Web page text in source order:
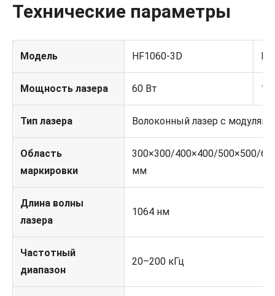
Технические параметры
Модель HF1060-3D
Мощность лазера 60 Вт
Тип лазера Волоконный лазер с
Область
маркировки
300×300/400×400/500×500/
мм
Длина волны
лазера
1064 нм
Частотный
диапазон
20–200 кГц